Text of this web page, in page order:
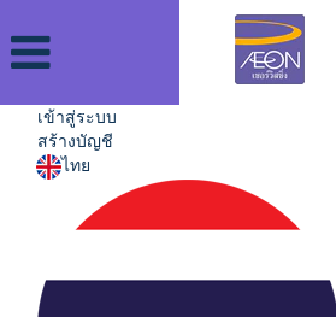
เข้าสู่ระบบ
สร้างบัญชี
ไทย